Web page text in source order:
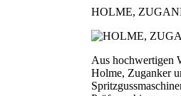
HOLME,
Aus hochwertigen
Holme, Zuganker